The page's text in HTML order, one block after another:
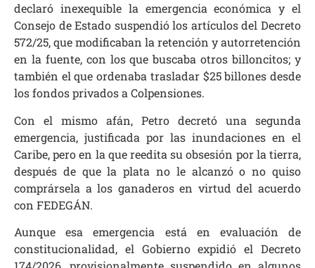
declaró inexequible la emergencia económica y el
Consejo de Estado suspendió los artículos del Decreto
572/25, que modificaban la retención y autorretención
en la fuente, con los que buscaba otros billoncitos; y
también el que ordenaba trasladar $25 billones desde
los fondos privados a Colpensiones.
Con el mismo afán, Petro decretó una segunda
emergencia, justificada por las inundaciones en el
Caribe, pero en la que reedita su obsesión por la tierra,
después de que la plata no le alcanzó o no quiso
comprársela a los ganaderos en virtud del acuerdo
con FEDEGÁN.
Aunque esa emergencia está en evaluación de
constitucionalidad, el Gobierno expidió el Decreto